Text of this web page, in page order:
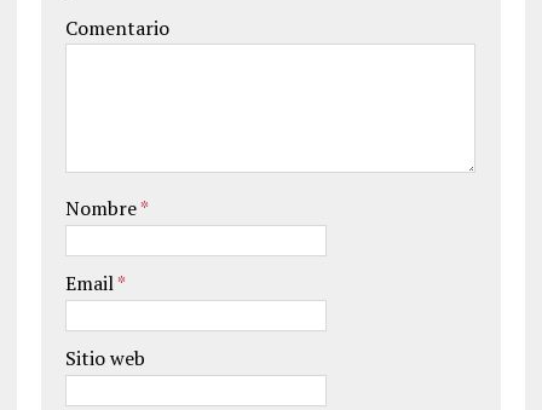
Comentario
Nombre*
Email*
Sitio web